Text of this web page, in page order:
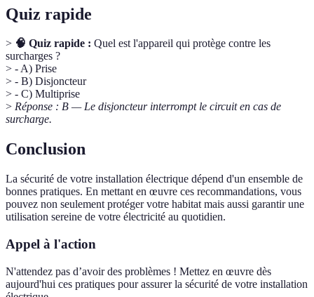
Quiz rapide
> 🧠 Quiz rapide : Quel est l'appareil qui protège contre les
surcharges ?
> - A) Prise
> - B) Disjoncteur
> - C) Multiprise
> Réponse : B — Le disjoncteur interrompt le circuit en cas de
surcharge.
Conclusion
La sécurité de votre installation électrique dépend d'un ensemble de
bonnes pratiques. En mettant en œuvre ces recommandations, vous
pouvez non seulement protéger votre habitat mais aussi garantir une
utilisation sereine de votre électricité au quotidien.
Appel à l'action
N'attendez pas d’avoir des problèmes ! Mettez en œuvre dès
aujourd'hui ces pratiques pour assurer la sécurité de votre installation